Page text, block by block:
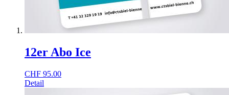
12er Abo Ice
CHF 95.00
Detail